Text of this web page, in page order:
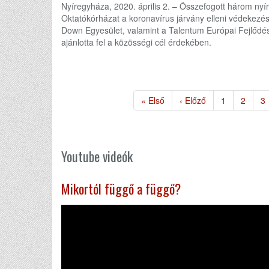
Nyíregyháza, 2020. április 2. – Összefogott három
Oktatókórházat a koronavírus járvány elleni
Down Egyesület, valamint a Talentum Európai
ajánlotta fel a közösségi cél érdekében.
Első
oldal
« Első
Előző
oldal
‹ Előző Page
1 Page
2 3
Youtube videók
Mikortól függő a függő?